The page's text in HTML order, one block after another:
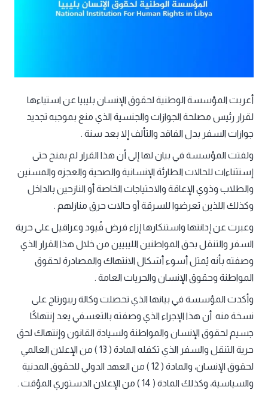
أعربت المؤسسة الوطنية لحقوق الإنسان بليبيا عن استياءها
لقرار رئيس مصلحة الجوازات والجنسية الذي منع بموجبه تجديد
جوازات السفر بدل الفاقد والتألف إلا بعد سنة .
ولفتت المؤسسة في بيان لها إلى أن هذا القرار لم يمنح حتى
إستثناءات للحالات الطارئة الإنسانية والصحية والعجزه والمسنين
والطلاب وذوي الإعاقة والاحتياجات الخاصة أو النازحين بالداخل
وكذلك اللذين تعرضوا للسرقة أو حالات حرق منازلهم .
وعبرت عن إدانتها واستنكارها إزاء فرض قُيود وعراقيل على حرية
السفر والتنقل بحق المواطنين الليبيين من خلال هذا القرار الذي
وصفته بأنه يُمثل أسوء أشكال الانتهاك والمصادرة لحقوق
المواطنة وحقوق الإنسان والحريات العامة .
وأكدت المؤسسة في بيانها الذي تحصلت وكالة ريبورتاج على
نسخة منه أن هذا الإجراء الذي وصفته بالتعسفي يعد إنتهاكًا
جسيم لحقوق الإنسان والمواطنة ولسيادة القانون وإنتهاك لحق
حرية التنقل والسفر الذي تكفله المادة ( 13 ) من الإعلان العالمي
لحقوق الإنسان، والمادة ( 12 ) من العهد الدولي للحقوق المدنية
والسياسية، وكذلك المادة ( 14 ) من الإعلان الدستوري المؤقت .